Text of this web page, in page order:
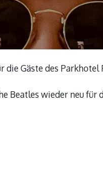
die Gäste des
Beatles wieder neu für